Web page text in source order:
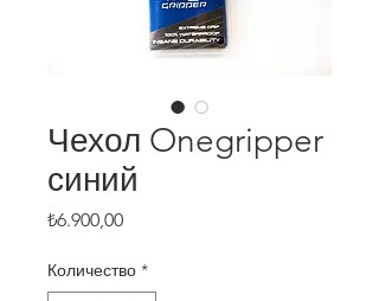
Чехол Onegripper
синий
₺6.900,00Цена
Количество *